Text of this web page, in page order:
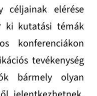
céljainak elérése
ki kutatási témák
konferenciákon
tevékenység
bármely olyan